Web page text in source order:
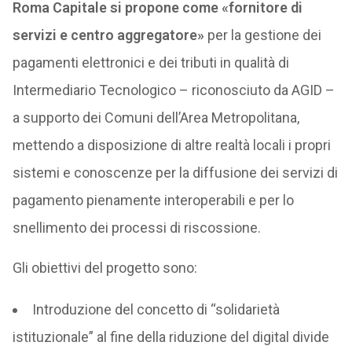
Roma Capitale si propone come «fornitore di
servizi e centro aggregatore» per la gestione dei
pagamenti elettronici e dei tributi in qualità di
Intermediario Tecnologico – riconosciuto da AGID –
a supporto dei Comuni dell’Area Metropolitana,
mettendo a disposizione di altre realtà locali i propri
sistemi e conoscenze per la diffusione dei servizi di
pagamento pienamente interoperabili e per lo
snellimento dei processi di riscossione.
Gli obiettivi del progetto sono:
Introduzione del concetto di “solidarietà
istituzionale” al fine della riduzione del digital divide